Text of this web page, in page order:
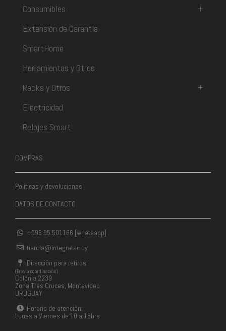
Consumibles
+
Extensión de Garantía
SmartHome
Herramientas y Otros
Racks y Otros
+
Electricidad
Relojes Smart
COMPRAS
Políticas y devoluciones
DATOS DE CONTACTO
+598 95 501166 [whatsapp]
tienda@integratec.uy
Dirección para retiros:
(Previa coordinación)
Colonia 2239
Zona Tres Cruces, Montevideo
URUGUAY
Horario de atención:
Lunes a Viernes de 10 a 18hrs